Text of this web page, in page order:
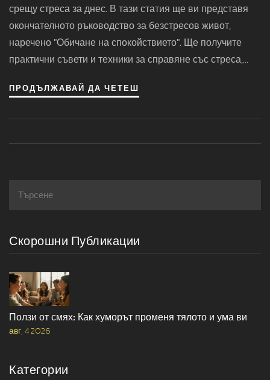
срещу стреса за днес. В тази статия ще ви представя
окончателното ръководство за безстресов живот,
наречено "Обичане на спокойствието". Ще получите
практични съвети и техники за справяне със стреса,
всякодневния живот. В крайна сметка, целта е да
ПРОДЪЛЖАВАЙ ДА ЧЕТЕШ
Скорошни Публикации
Ползи от смях: Как хуморът променя тялото и ума ви
авг, 4 2026
Категории